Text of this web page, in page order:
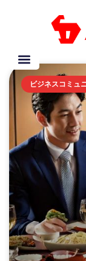
ビジネスコミュ